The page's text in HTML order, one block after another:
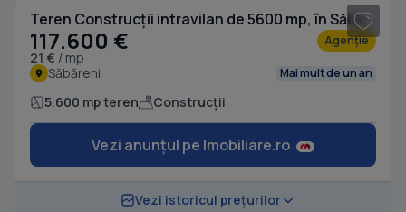
Teren Construcții intravilan de 5600 mp, în Săbăreni
117.600 €
21 € / mp
Agenție
Săbăreni Mai mult de un an
5.600 mp teren Construcții
Vezi anunțul pe Imobiliare.ro
Vezi istoricul prețurilor